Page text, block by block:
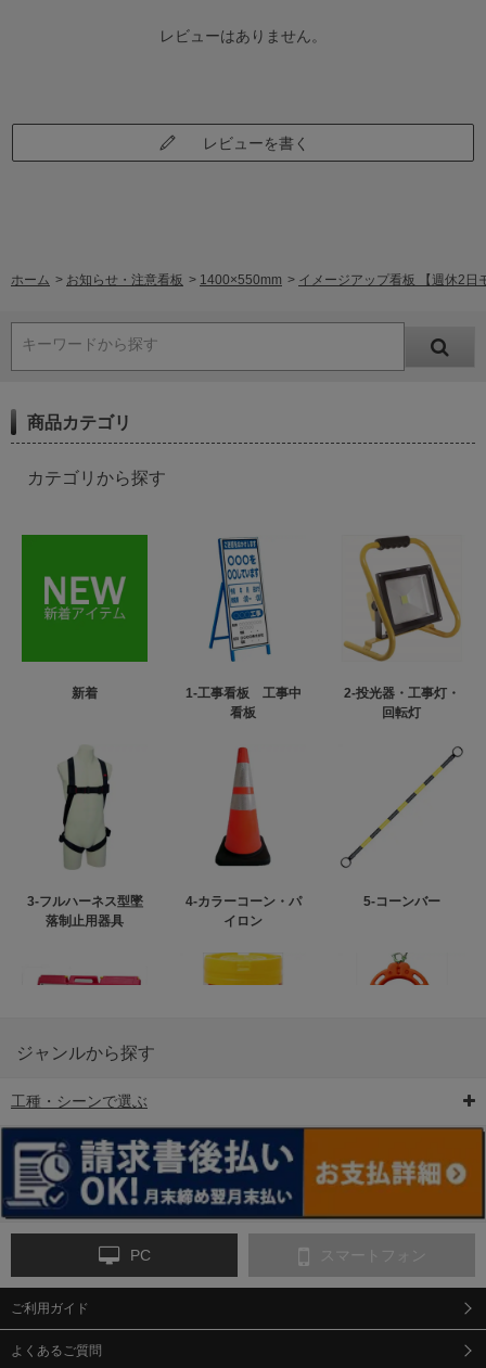
レビューはありません。
レビューを書く
ホーム > お知らせ・注意看板 > 1400×550mm > イメージアップ看板 【週休2日
キーワードから探す
商品カテゴリ
カテゴリから探す
新着
1-工事看板 工事中
看板
2-投光器・工事灯・
回転灯
3-フルハーネス型墜
落制止用器具
4-カラーコーン・パ
イロン
5-コーンバー
6-矢印板/LED矢印板
ンス
9-点字マット・タイ
ジャンルから探す
工種・シーンで選ぶ
PC スマートフォン
ご利用ガイド
よくあるご質問